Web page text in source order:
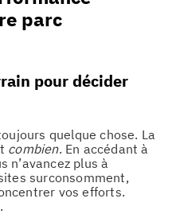
parc
pour décider
quelque chose. La
combien. En accédant à
n’avancez plus à
surconsomment,
vos efforts.